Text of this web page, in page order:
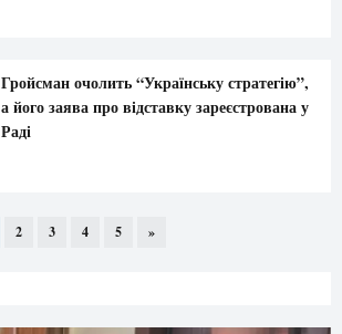
Гройсман очолить “Українську стратегію”,
а його заява про відставку зареєстрована у
Раді
2 3 4 5 »